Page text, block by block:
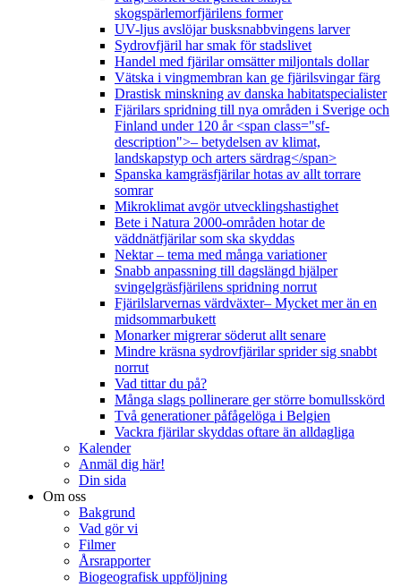
skogspärlemorfjärilens former
UV-ljus avslöjar busksnabbvingens larver
Sydrovfjäril har smak för stadslivet
Handel med fjärilar omsätter miljontals dollar
Vätska i vingmembran kan ge fjärilsvingar färg
Drastisk minskning av danska habitatspecialister
Fjärilars spridning till nya områden i Sverige och
Finland under 120 år <span class="sf-
description">– betydelsen av klimat,
landskapstyp och arters särdrag</span>
Spanska kamgräsfjärilar hotas av allt torrare
somrar
Mikroklimat avgör utvecklingshastighet
Bete i Natura 2000-områden hotar de
väddnätfjärilar som ska skyddas
Nektar – tema med många variationer
Snabb anpassning till dagslängd hjälper
svingelgräsfjärilens spridning norrut
Fjärilslarvernas värdväxter– Mycket mer än en
midsommarbukett
Monarker migrerar söderut allt senare
Mindre kräsna sydrovfjärilar sprider sig snabbt
norrut
Vad tittar du på?
Många slags pollinerare ger större bomullsskörd
Två generationer påfågelöga i Belgien
Vackra fjärilar skyddas oftare än alldagliga
Kalender
Anmäl dig här!
Din sida
Om oss
Bakgrund
Vad gör vi
Filmer
Årsrapporter
Biogeografisk uppföljning